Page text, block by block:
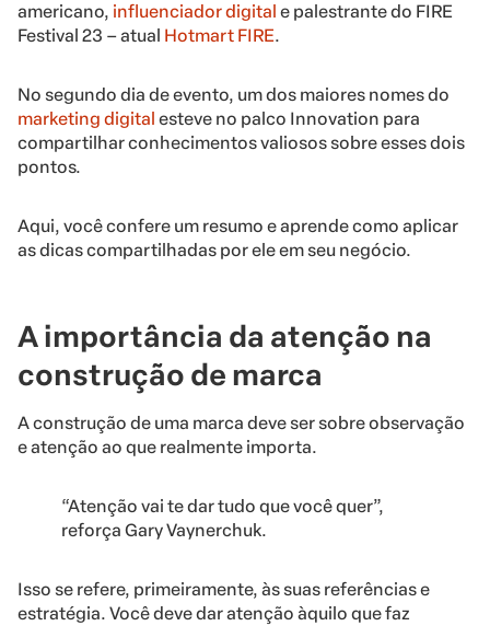
americano, influenciador digital e palestrante do FIRE
Festival 23 – atual Hotmart FIRE.
No segundo dia de evento, um dos maiores nomes do
marketing digital esteve no palco Innovation para
compartilhar conhecimentos valiosos sobre esses dois
pontos.
Aqui, você confere um resumo e aprende como aplicar
as dicas compartilhadas por ele em seu negócio.
A importância da atenção na
construção de marca
A construção de uma marca deve ser sobre observação
e atenção ao que realmente importa.
“Atenção vai te dar tudo que você quer”,
reforça Gary Vaynerchuk.
Isso se refere, primeiramente, às suas referências e
estratégia. Você deve dar atenção àquilo que faz